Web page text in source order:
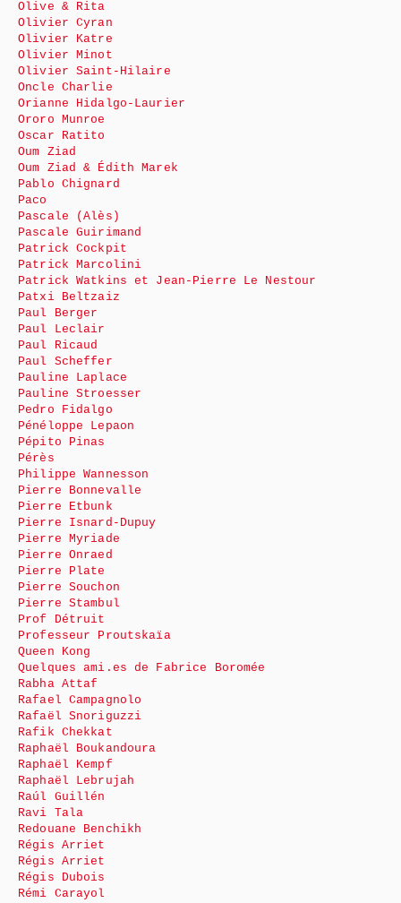
Olive & Rita
Olivier Cyran
Olivier Katre
Olivier Minot
Olivier Saint-Hilaire
Oncle Charlie
Orianne Hidalgo-Laurier
Ororo Munroe
Oscar Ratito
Oum Ziad
Oum Ziad & Édith Marek
Pablo Chignard
Paco
Pascale (Alès)
Pascale Guirimand
Patrick Cockpit
Patrick Marcolini
Patrick Watkins et Jean-Pierre Le Nestour
Patxi Beltzaiz
Paul Berger
Paul Leclair
Paul Ricaud
Paul Scheffer
Pauline Laplace
Pauline Stroesser
Pedro Fidalgo
Pénéloppe Lepaon
Pépito Pinas
Pérès
Philippe Wannesson
Pierre Bonnevalle
Pierre Etbunk
Pierre Isnard-Dupuy
Pierre Myriade
Pierre Onraed
Pierre Plate
Pierre Souchon
Pierre Stambul
Prof Détruit
Professeur Proutskaïa
Queen Kong
Quelques ami.es de Fabrice Boromée
Rabha Attaf
Rafael Campagnolo
Rafaël Snoriguzzi
Rafik Chekkat
Raphaël Boukandoura
Raphaël Kempf
Raphaël Lebrujah
Raúl Guillén
Ravi Tala
Redouane Benchikh
Régis Arriet
Régis Arriet
Régis Dubois
Rémi Carayol